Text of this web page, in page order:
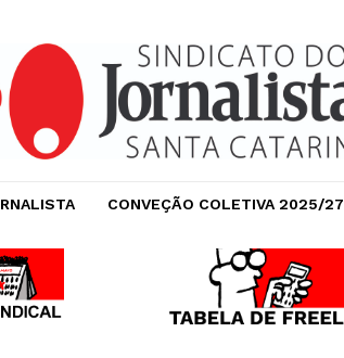
CONVEÇÃO COLETIVA 2025/27